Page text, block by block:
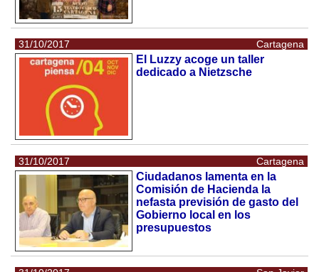
31/10/2017 Cartagena
El Luzzy acoge un taller
dedicado a Nietzsche
31/10/2017 Cartagena
Ciudadanos lamenta en la
Comisión de Hacienda la
nefasta previsión de gasto del
Gobierno local en los
presupuestos